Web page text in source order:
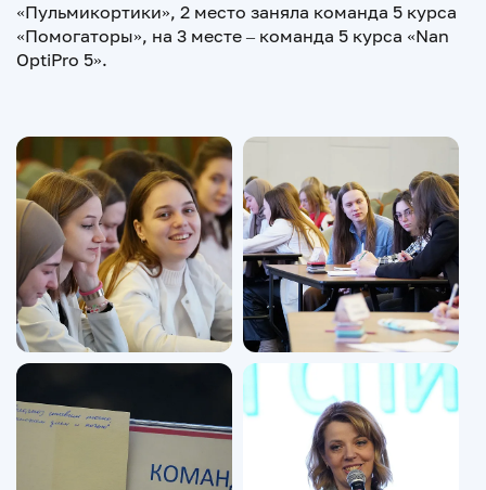
«Пульмикортики», 2 место заняла команда 5 курса
«Помогаторы», на 3 месте – команда 5 курса «Nan
OptiPro 5».